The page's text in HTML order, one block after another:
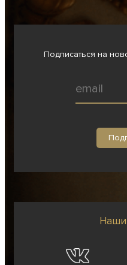
Подписаться на
Наши